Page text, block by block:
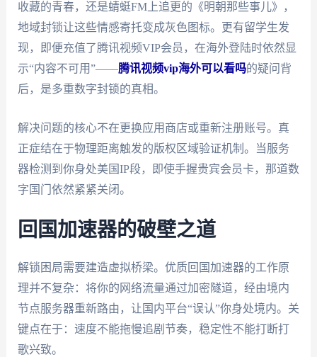
收藏的青春，还是蜻蜓FM上追更的《明朝那些事儿》，
地域封锁让这些情感寄托变成灰色图标。更有留学生发
现，即便充值了腾讯视频VIP会员，在海外登陆时依然显
示“内容不可用”——腾讯视频vip海外可以看吗的疑问背
后，是多重数字封锁的真相。
解决问题的核心不在更换应用商店或重新注册账号。真
正症结在于物理距离触发的版权区域验证机制。当服务
器检测到你身处美国IP段，即使手握贵宾会员卡，那道数
字国门依然紧紧关闭。
回国加速器的破壁之道
解锁困局需要建造虚拟桥梁。优质回国加速器的工作原
理并不复杂：将你的网络流量通过加密隧道，经由境内
节点服务器重新路由，让国内平台“误认”你身处境内。关
键点在于：速度不能拖慢追剧节奏，稳定性不能打断打
歌兴致。